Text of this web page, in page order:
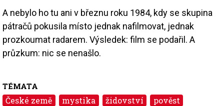
A nebylo ho tu ani v březnu roku 1984, kdy se skupina
pátračů pokusila místo jednak nafilmovat, jednak
prozkoumat radarem. Výsledek: film se podařil. A
průzkum: nic se nenašlo.
TÉMATA
České země mystika židovství pověst